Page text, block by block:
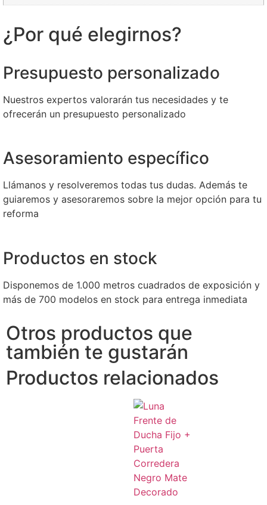
¿Por qué elegirnos?
Presupuesto personalizado
Nuestros expertos valorarán tus necesidades y te
ofrecerán un presupuesto personalizado
Asesoramiento específico
Llámanos y resolveremos todas tus dudas. Además te
guiaremos y asesoraremos sobre la mejor opción para tu
reforma
Productos en stock
Disponemos de 1.000 metros cuadrados de exposición y
más de 700 modelos en stock para entrega inmediata
Otros productos que
también te gustarán
Productos relacionados